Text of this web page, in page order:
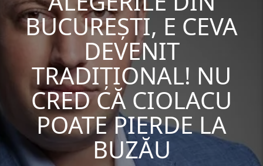
BUCUREȘTI, E CEVA
DEVENIT
TRADIȚIONAL! NU
CRED CĂ CIOLACU
POATE PIERDE LA
BUZĂU